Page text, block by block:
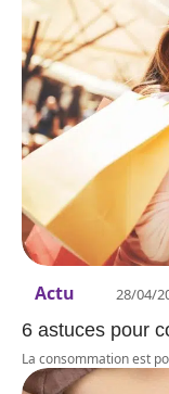
Actu 28/04/
6 astuces pour
La consommation est